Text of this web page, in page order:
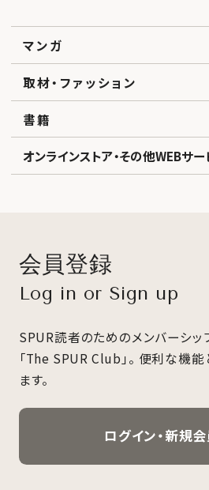
マンガ
取材・ファッション
書籍
オンラインストア・その他WEBサー
会員登録
Log in or Sign up
SPUR読者のためのメンバーシッ
「The SPUR Club」。 便利な機能
ます。
ログイン・新規